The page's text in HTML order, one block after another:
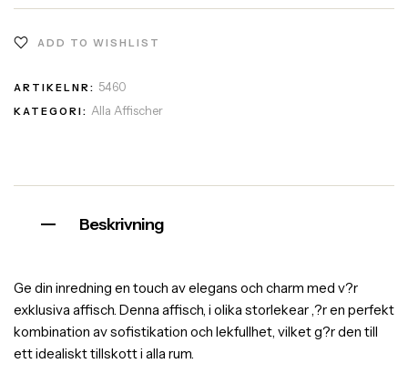
ADD TO WISHLIST
ARTIKELNR: 5460
KATEGORI: Alla Affischer
Beskrivning
Ge din inredning en touch av elegans och charm med v?r
exklusiva affisch. Denna affisch, i olika storlekear ,?r en perfekt
kombination av sofistikation och lekfullhet, vilket g?r den till
ett idealiskt tillskott i alla rum.